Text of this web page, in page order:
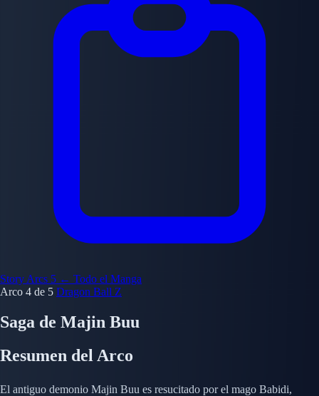
Story Arcs 5 ← Todo el Manga
Arco 4 de 5 Dragon Ball Z
Saga de Majin Buu
Resumen del Arco
El antiguo demonio Majin Buu es resucitado por el mago Babidi,